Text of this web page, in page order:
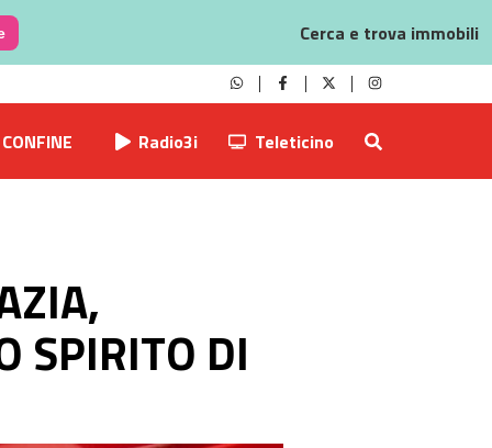
Cerca e trova immobili
CONFINE Radio3i Teleticino
SPIRITO DI